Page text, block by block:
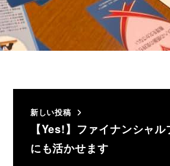
新しい投稿
【Yes!】ファイナンシャ
にも活かせます